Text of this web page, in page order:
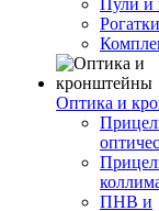
Пули и
Рогатки
Оптика и
ПНВ и